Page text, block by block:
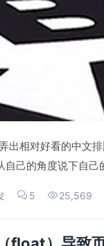
出相对好看的中文
己的角度说下自己
5 25,569